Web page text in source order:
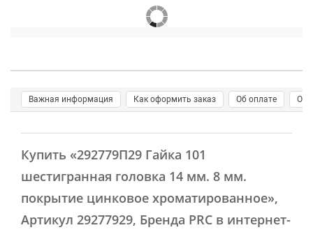
Важная информация Как оформить заказ Об оплате О
Купить «292779П29 Гайка 101
шестигранная головка 14 мм. 8 мм.
покрытие цинковое хроматированное»,
Артикул 29277929, Бренда PRC в интернет-